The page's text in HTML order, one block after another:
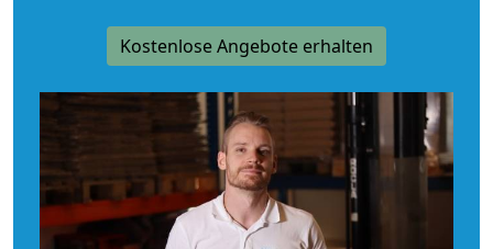
Kostenlose Angebote erhalten